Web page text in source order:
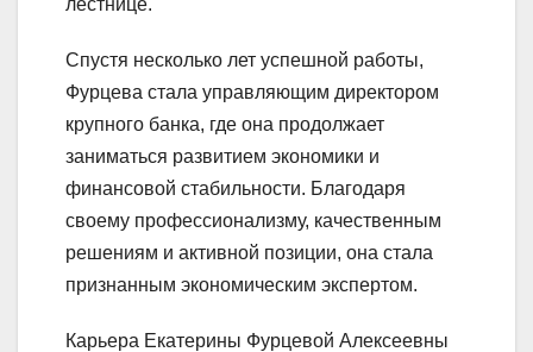
лестнице.
Спустя несколько лет успешной работы,
Фурцева стала управляющим директором
крупного банка, где она продолжает
заниматься развитием экономики и
финансовой стабильности. Благодаря
своему профессионализму, качественным
решениям и активной позиции, она стала
признанным экономическим экспертом.
Карьера Екатерины Фурцевой Алексеевны